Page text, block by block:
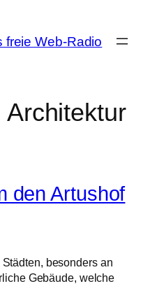
freie Web-Radio
Architektur
den Artushof
besonders an
Gebäude, welche